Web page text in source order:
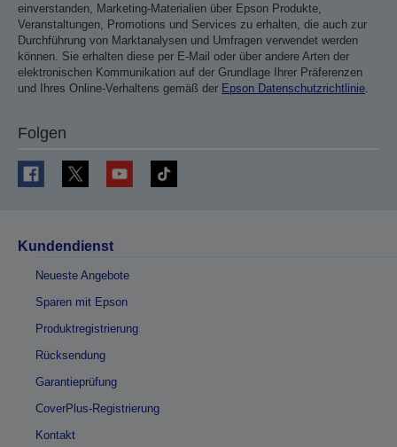
einverstanden, Marketing-Materialien über Epson Produkte,
Veranstaltungen, Promotions und Services zu erhalten, die auch zur
Durchführung von Marktanalysen und Umfragen verwendet werden
können. Sie erhalten diese per E-Mail oder über andere Arten der
elektronischen Kommunikation auf der Grundlage Ihrer Präferenzen
und Ihres Online-Verhaltens gemäß der Epson Datenschutzrichtlinie
Folgen
Kundendienst
Neueste Angebote
Sparen mit Epson
Produktregistrierung
Rücksendung
Garantieprüfung
CoverPlus-Registrierung
Kontakt